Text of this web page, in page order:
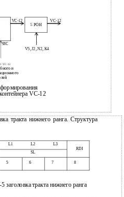
VС-12
VС-12
POH
ИС
V5, J2, N2, K4
VС-12
и
VС-12
тракта нижнего ранга. Структура
L1 L2 L3
RDI
SL
5 6 7 8
заголовка тракта нижнего ранга